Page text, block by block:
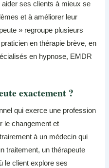
ses clients à mieux se
et à améliorer leur
» regroupe plusieurs
en thérapie brève, en
en hypnose, EMDR
exactement ?
qui exerce une profession
le changement et
à un médecin qui
traitement, un thérapeute
le client explore ses